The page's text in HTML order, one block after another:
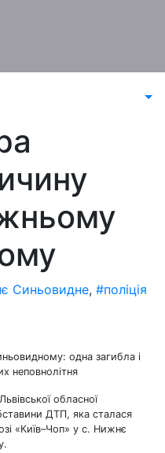
Синьовидне, #поліція
одна загибла і
неповнолітня
обласної
ДТП, яка сталася
«Київ–Чоп» у с. Нижнє